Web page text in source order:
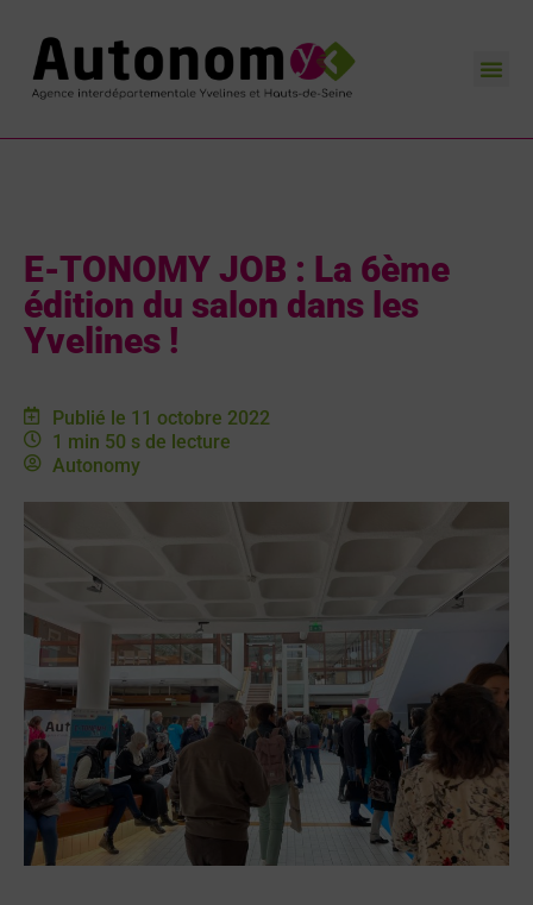
E-TONOMY JOB : La 6ème
édition du salon dans les
Yvelines !
Publié le 11 octobre 2022
1 min 50 s de lecture
Autonomy